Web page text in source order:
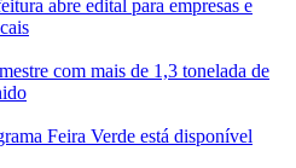
abre edital para empresas e
com mais de 1,3 tonelada de
Feira Verde está disponível